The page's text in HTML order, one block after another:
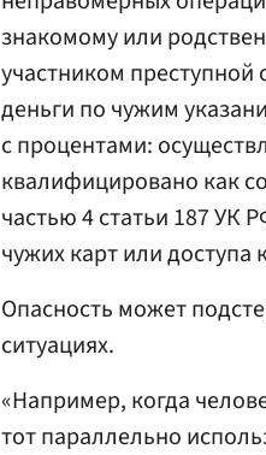
знакомому или
участником
деньги по чужим
с процентами:
квалифицировано как
частью 4 статьи 187 УК
чужих карт или
Опасность может
ситуациях.
«Например, когда
тот параллельно